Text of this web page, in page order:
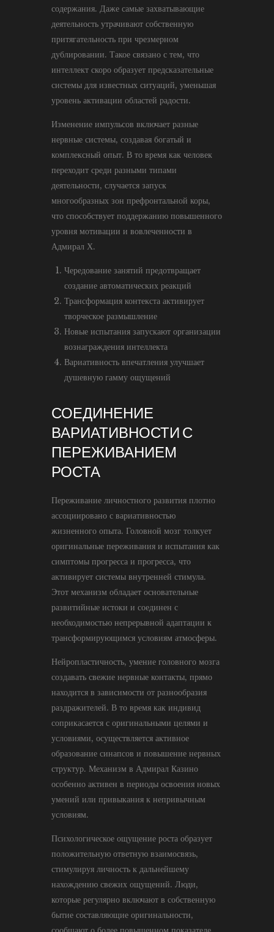
содержания. Даже самые захватывающие
деятельность утрачивают собственную
притягательность при чрезмерном
дублировании. Такое связано с тем, что
интеллект скоро образует предсказательные
системы для известных ситуаций, уменьшая
уровень активации областей радости.
Изменение импульсов включает разные
нервные системы, создавая богатый и
комплексный опыт. В то время как человек
переходит среди разными типами
деятельности, случается запуск
многообразных зон префронтальной коры,
что способствует поддержанию повышенного
уровня мотивации и вовлеченности в
Адмирал Х.
Чередование занятий предотвращает
создание автоматических реакций
Трансформация контекста активирует
творческое размышление
Новые испытания запускают организации
вознаграждения интеллекта
Вариативность впечатления улучшает
душевную гамму ощущений
СОЕДИНЕНИЕ
ВАРИАТИВНОСТИ С
ПЕРЕЖИВАНИЕМ
РОСТА
Переживание личностного развития плотно
ассоциировано с вариативностью
жизненного опыта. Головной мозг толкует
оригинальные переживания и испытания как
симптомы прогресса и прогресса, что
активирует системы внутренней стимула.
Этот механизм обладает основательные
развитийные истоки и соединен с
необходимостью непрерывной адаптации к
трансформирующимся условиям атмосферы.
Нейропластичность, умение головного мозга
создавать свежие нервные контакты, прямо
находится в зависимости от разнообразия
раздражителей. В то время как индивид
соприкасается с оригинальными целями и
условиями, осуществляется активное
образование синапсов и повышение нервных
структур. Механизм в Адмирал Казино
особенно активен в периоды освоения новых
умений или привыкания к непривычным
условиям.
Психологическое ощущение роста образует
положительную ответную взаимосвязь,
стимулируя личность к дальнейшему
нахождению свежих ощущений. Люди,
которые регулярно включают в собственную
бытие составляющие оригинальности,